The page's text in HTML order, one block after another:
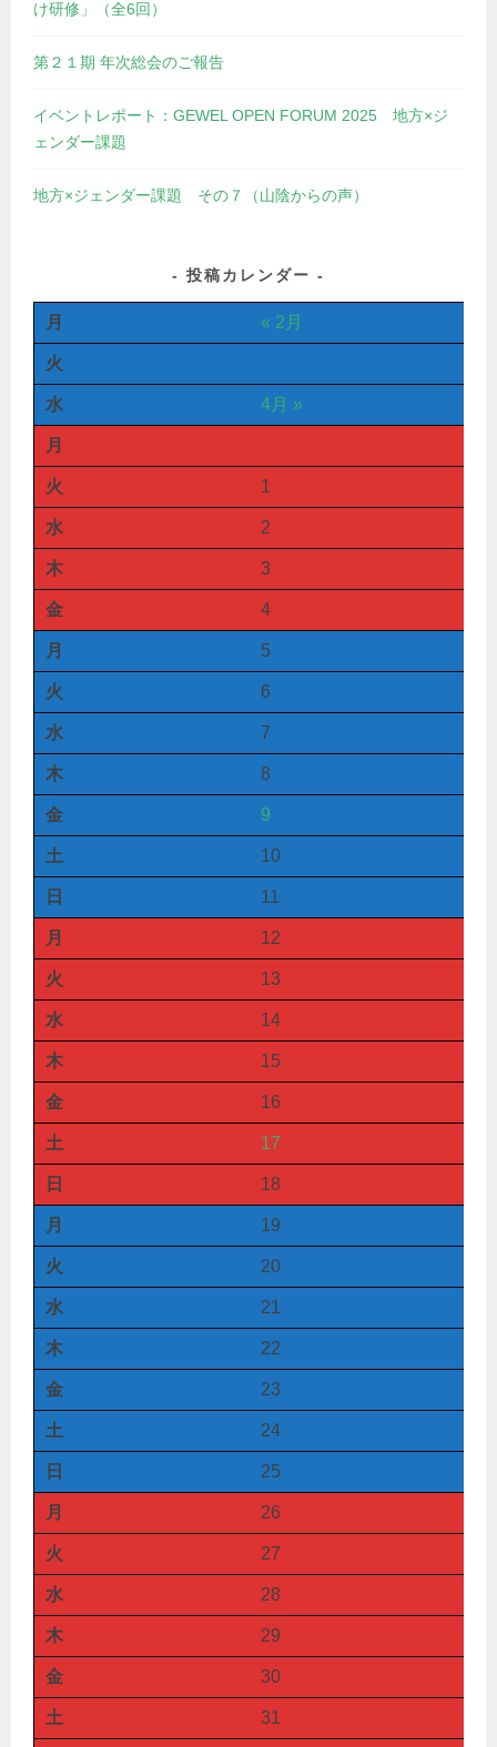
け研修」（全6回）
第２１期 年次総会のご報告
イベントレポート：GEWEL OPEN FORUM 2025 地方×ジ
ェンダー課題
地方×ジェンダー課題 その７（山陰からの声）
投稿カレンダー
月 « 2月
火
水 4月 »
月
火 1
水 2
木 3
金 4
月 5
火 6
水 7
木 8
金 9
土 10
日 11
月 12
火 13
水 14
木 15
金 16
土 17
日 18
月 19
火 20
水 21
木 22
金 23
土 24
日 25
月 26
火 27
水 28
木 29
金 30
土 31